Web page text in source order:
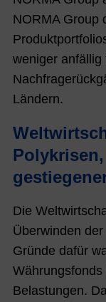
NORMA Group
weniger anfällig
Ländern.
Die
Überwinden
Gründe dafür
Belastungen.